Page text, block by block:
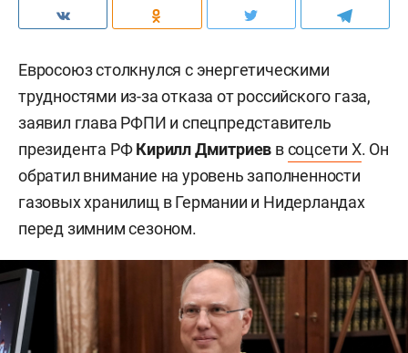
Евросоюз столкнулся с энергетическими
трудностями из-за отказа от российского газа,
заявил глава РФПИ и спецпредставитель
президента РФКирилл Дмитриев всоцсети X. Он
обратил внимание на уровень заполненности
газовых хранилищ в Германии и Нидерландах
перед зимним сезоном.